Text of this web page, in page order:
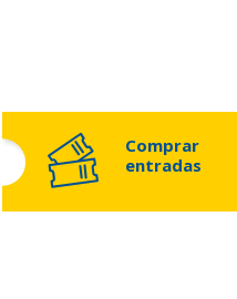
Comprar
entradas